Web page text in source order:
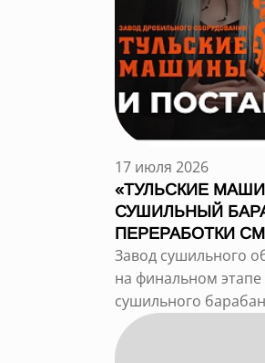
17 июля 2026
«ТУЛЬСКИЕ
СУШИЛЬНЫЙ
ПЕРЕРАБОТКИ
Завод сушильного
на финальном
сушильного